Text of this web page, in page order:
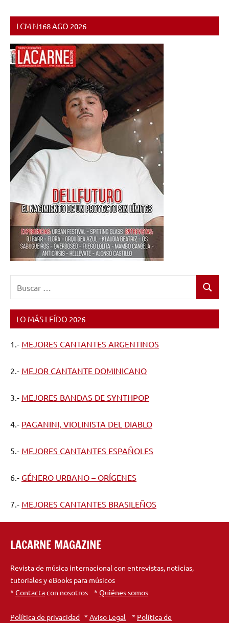
ENTREVISTAS
LCM N168 AGO 2026
Buscar
LO MÁS LEÍDO 2026
1.- MEJORES CANTANTES ARGENTINOS
2.- MEJOR CANTANTE DOMINICANO
3.- MEJORES BANDAS DE SYNTHPOP
4.- PAGANINI, VIOLINISTA DEL DIABLO
5.- MEJORES CANTANTES ESPAÑOLES
6.- GÉNERO URBANO – ORÍGENES
7.- MEJORES CANTANTES BRASILEÑOS
LACARNE MAGAZINE
Revista de música internacional con entrevistas, noticias,
tutoriales y eBooks para músicos
* Contactacon nosotros * Quiénes somos
Política de privacidad * Aviso Legal * Política de